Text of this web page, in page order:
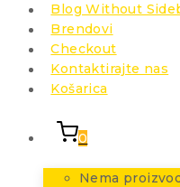
Blog Without
Brendovi
Checkout
Kontaktirajte nas
Košarica
0
Nema